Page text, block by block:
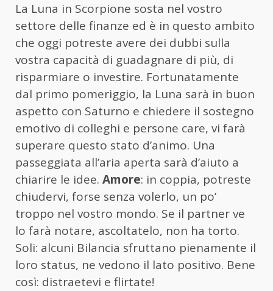
La Luna in Scorpione sosta nel vostro
settore delle finanze ed è in questo ambito
che oggi potreste avere dei dubbi sulla
vostra capacità di guadagnare di più, di
risparmiare o investire. Fortunatamente
dal primo pomeriggio, la Luna sarà in buon
aspetto con Saturno e chiedere il sostegno
emotivo di colleghi e persone care, vi farà
superare questo stato d’animo. Una
passeggiata all’aria aperta sarà d’aiuto a
chiarire le idee. Amore: in coppia, potreste
chiudervi, forse senza volerlo, un po’
troppo nel vostro mondo. Se il partner ve
lo farà notare, ascoltatelo, non ha torto.
Soli: alcuni Bilancia sfruttano pienamente il
loro status, ne vedono il lato positivo. Bene
così: distraetevi e flirtate!